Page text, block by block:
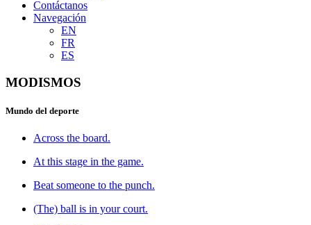
Contáctanos
Navegación
EN
FR
ES
MODISMOS
Mundo del deporte
Across the board.
At this stage in the game.
Beat someone to the punch.
(The) ball is in your court.